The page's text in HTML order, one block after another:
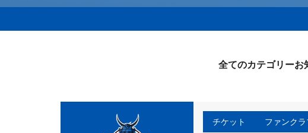
全てのカテゴリーお
チケット ファンクラ